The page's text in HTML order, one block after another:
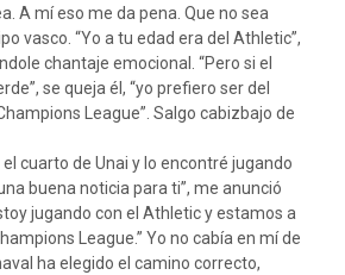
A mí eso me da pena. Que no sea
vasco. “Yo a tu edad era del Athletic”,
chantaje emocional. “Pero si el
se queja él, “yo prefiero ser del
League”. Salgo cabizbajo de
cuarto de Unai y lo encontré jugando
buena noticia para ti”, me anunció
jugando con el Athletic y estamos a
League.” Yo no cabía en mí de
ha elegido el camino correcto,